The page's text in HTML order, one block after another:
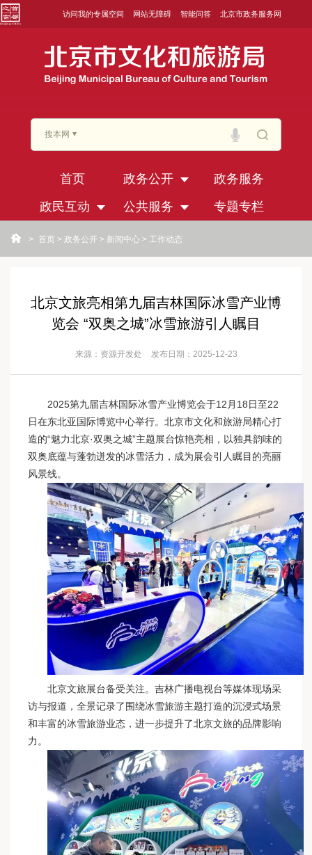
访问我的专属空间 网站无障碍 智能问答 北京市政务服务网
搜本网
首页 政务公开
政务服务
政民互动
公共服务 专题专栏
> 首页 > 政务公开 > 新闻中心 > 工作动态
北京文旅亮相第九届吉林国际冰雪产业博
览会 “双奥之城”冰雪旅游引人瞩目
来源：资源开发处 发布日期：2025-12-23
2025第九届吉林国际冰雪产业博览会于12月18日至22
日在东北亚国际博览中心举行。北京市文化和旅游局精心打
造的“魅力北京·双奥之城”主题展台惊艳亮相，以独具韵味的
双奥底蕴与蓬勃迸发的冰雪活力，成为展会引人瞩目的亮丽
风景线。
北京文旅展台备受关注。吉林广播电视台等媒体现场采
访与报道，全景记录了围绕冰雪旅游主题打造的沉浸式场景
和丰富的冰雪旅游业态，进一步提升了北京文旅的品牌影响
力。